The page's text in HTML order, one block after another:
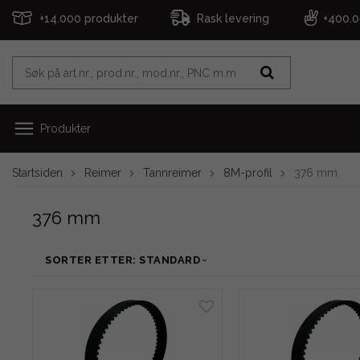
+14.000 produkter Rask levering
Produkter
Startsiden Reimer Tannreimer 8M-profil 376 mm
376 mm
SORTER ETTER: STANDARD